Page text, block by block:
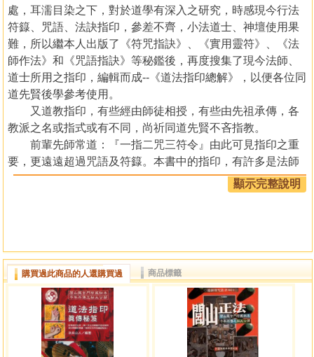
處，耳濡目染之下，對於道學有深入之研究，時感現今行法
符籙、咒語、法訣指印，參差不齊，小法道士、神壇使用果
難，所以繼本人出版了《符咒指訣》、《實用靈符》、《法
師作法》和《咒語指訣》等秘鑑後，再度搜集了現今法師、
道士所用之指印，編輯而成--《道法指印總解》，以便各位同
道先賢後學參考使用。
又道教指印，有些經由師徒相授，有些由先祖承傳，各
教派之名或指式或有不同，尚祈同道先賢不吝指教。
前輩先師常道：『一指二咒三符令』由此可見指印之重
要，更遠遠超過咒語及符籙。本書中的指印，有許多是法師
道士口中相傳的指法，但大多數人未曾見過，現在本人特別
將之付梓出版，盼能對道壇人士有所助益。如有前輩後賢不
目錄
第一篇 法師指印總解
顯示完整說明
購買過此商品的人還購買過 商品標籤